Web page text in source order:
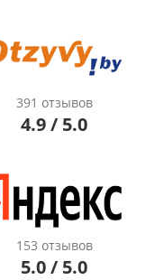
391 отзывов
4.9 / 5.0
153 отзывов
5.0 / 5.0